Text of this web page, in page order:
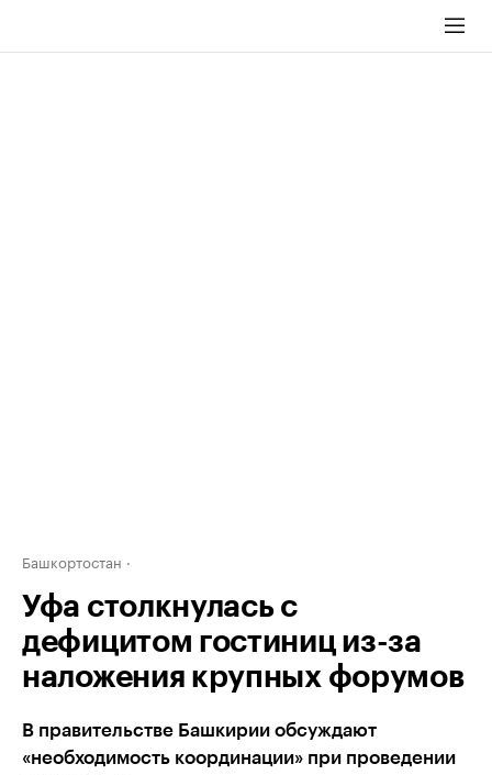
Башкортостан
Уфа столкнулась с
дефицитом гостиниц из-за
наложения крупных форумов
В правительстве Башкирии обсуждают
«необходимость координации» при проведении